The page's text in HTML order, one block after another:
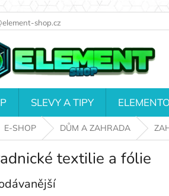
shop.cz
SLEVY A TIPY
E-SHOP DŮM A ZAHRADA
textilie a fólie